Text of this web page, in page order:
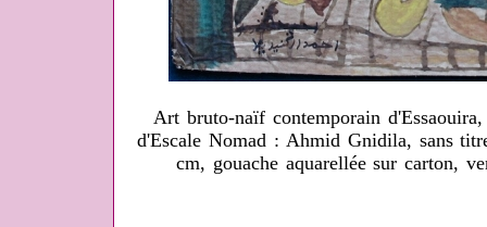
Art bruto-naïf contemporain
d'Escale Nomad : Ahmid Gnidila, sans
cm, gouache aquarellée sur carton,